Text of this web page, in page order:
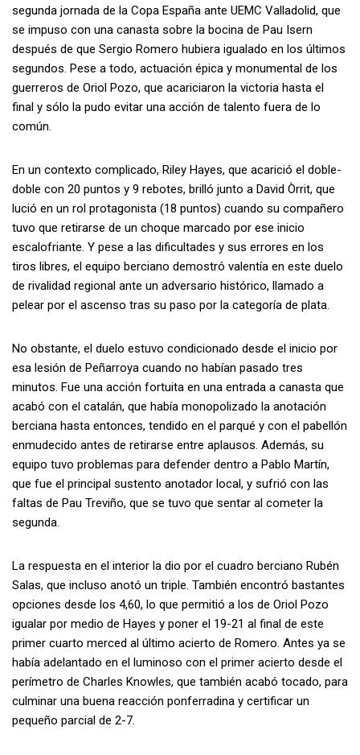
segunda jornada de la Copa España ante UEMC Valladolid, que
se impuso con una canasta sobre la bocina de Pau Isern
después de que Sergio Romero hubiera igualado en los últimos
segundos. Pese a todo, actuación épica y monumental de los
guerreros de Oriol Pozo, que acariciaron la victoria hasta el
final y sólo la pudo evitar una acción de talento fuera de lo
común.
En un contexto complicado, Riley Hayes, que acarició el doble-
doble con 20 puntos y 9 rebotes, brilló junto a David Òrrit, que
lució en un rol protagonista (18 puntos) cuando su compañero
tuvo que retirarse de un choque marcado por ese inicio
escalofriante. Y pese a las dificultades y sus errores en los
tiros libres, el equipo berciano demostró valentía en este duelo
de rivalidad regional ante un adversario histórico, llamado a
pelear por el ascenso tras su paso por la categoría de plata.
No obstante, el duelo estuvo condicionado desde el inicio por
esa lesión de Peñarroya cuando no habían pasado tres
minutos. Fue una acción fortuita en una entrada a canasta que
acabó con el catalán, que había monopolizado la anotación
berciana hasta entonces, tendido en el parqué y con el pabellón
enmudecido antes de retirarse entre aplausos. Además, su
equipo tuvo problemas para defender dentro a Pablo Martín,
que fue el principal sustento anotador local, y sufrió con las
faltas de Pau Treviño, que se tuvo que sentar al cometer la
segunda.
La respuesta en el interior la dio por el cuadro berciano Rubén
Salas, que incluso anotó un triple. También encontró bastantes
opciones desde los 4,60, lo que permitió a los de Oriol Pozo
igualar por medio de Hayes y poner el 19-21 al final de este
primer cuarto merced al último acierto de Romero. Antes ya se
había adelantado en el luminoso con el primer acierto desde el
perímetro de Charles Knowles, que también acabó tocado, para
culminar una buena reacción ponferradina y certificar un
pequeño parcial de 2-7.